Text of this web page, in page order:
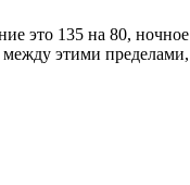
это 135 на 80,
этими